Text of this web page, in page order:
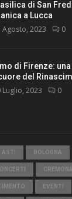
di San
a Lucca
Agosto, 2023 0
di Firenze:
del
Luglio, 2023 0
ASTI BOLOGNA
CREMONA
EVENTI